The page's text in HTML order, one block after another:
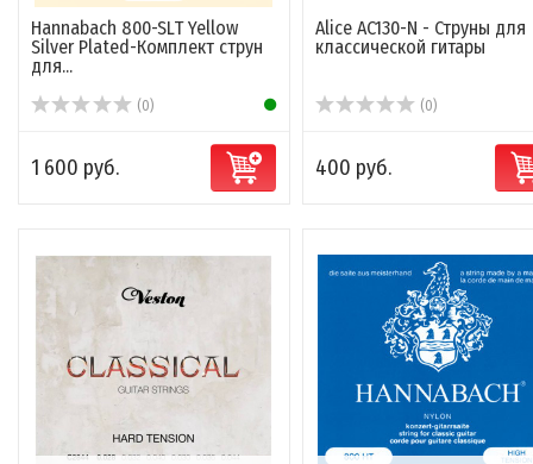
Hannabach 800-SLT Yellow
Silver Plated-Комплект струн
для...
(0)
1 600 руб.
Alice AC130-N - Струны для
классической гитары
(0)
400 руб.